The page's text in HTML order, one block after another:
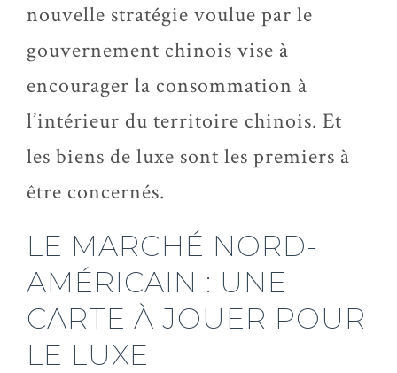
nouvelle stratégie voulue par le
gouvernement chinois vise à
encourager la consommation à
l’intérieur du territoire chinois. Et
les biens de luxe sont les premiers à
être concernés.
LE MARCHÉ NORD-
AMÉRICAIN : UNE
CARTE À JOUER POUR
LE LUXE